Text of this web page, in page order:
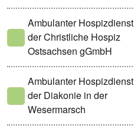
Ambulanter Hospizdienst
der Christliche Hospiz
Ostsachsen gGmbH
Ambulanter Hospizdienst
der Diakonie in der
Wesermarsch